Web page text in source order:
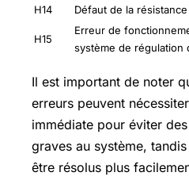
H14 Défaut de la
H15
Erreur de
système de régulation
Il est important de noter
erreurs peuvent
immédiate pour éviter
graves au système,
être résolus plus